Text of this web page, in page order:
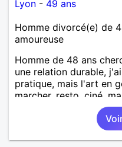
Lyon - 49 ans
Homme divorcé(e) de
amoureuse
Homme de 48 ans
une relation durable,
pratique, mais l'art en
marcher, resto, ciné,
calme devant un bon
plateau repas. le reste